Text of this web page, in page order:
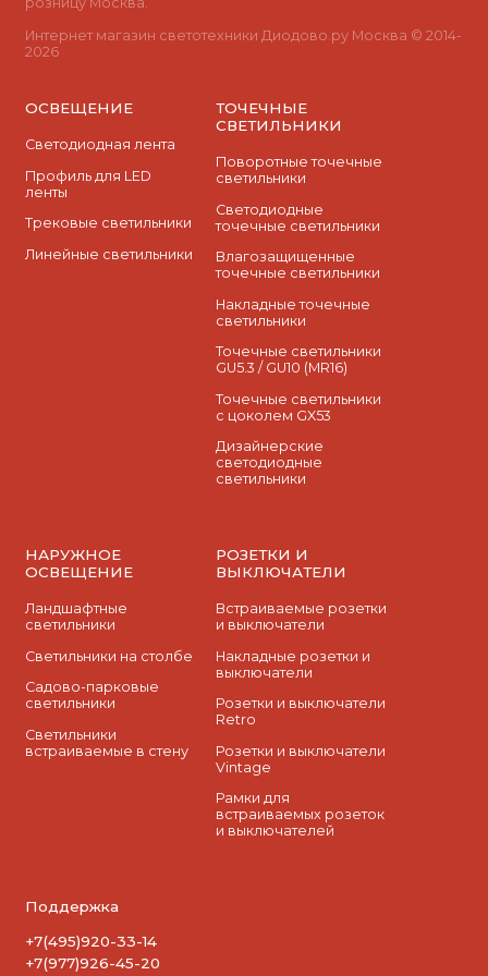
Интернет магазин светотехники Диодово.ру Москва © 2014-
2026
ОСВЕЩЕНИЕ
Светодиодная лента
Профиль для LED
ленты
Трековые светильники
Линейные светильники
ТОЧЕЧНЫЕ
СВЕТИЛЬНИКИ
Поворотные точечные
светильники
Cветодиодные
точечные светильники
Влагозащищенные
точечные светильники
Накладные точечные
светильники
Точечные светильники
GU5.3 / GU10 (MR16)
Точечные светильники
с цоколем GX53
Дизайнерские
светодиодные
светильники
НАРУЖНОЕ
ОСВЕЩЕНИЕ
Ландшафтные
светильники
Светильники на столбе
Садово-парковые
светильники
Светильники
встраиваемые в стену
РОЗЕТКИ И
ВЫКЛЮЧАТЕЛИ
Встраиваемые розетки
и выключатели
Накладные розетки и
выключатели
Розетки и выключатели
Retro
Розетки и выключатели
Vintage
Рамки для
встраиваемых розеток
и выключателей
Поддержка
+7(495)920-33-14
+7(977)926-45-20